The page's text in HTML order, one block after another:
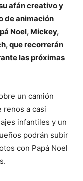
afán creativo y
de animación
Noel, Mickey,
que recorrerán
las próximas
un camión
renos a casi
infantiles y un
podrán subir
con Papá Noel